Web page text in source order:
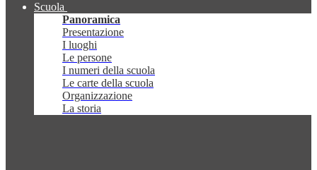
Scuola
Panoramica
Presentazione
I luoghi
Le persone
I numeri della scuola
Le carte della scuola
Organizzazione
La storia